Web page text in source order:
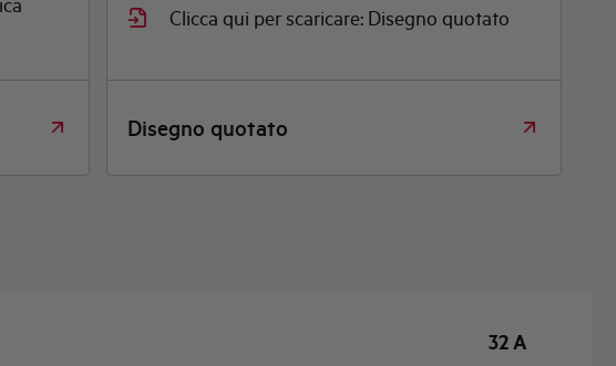
Clicca qui per scaricare: Disegno quotato
Disegno quotato
32 A